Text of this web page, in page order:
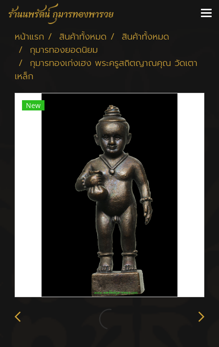
หน้าแรก สินค้าทั้งหมด
สินค้าทั้งหมด
กุมารทองยอดนิยม
กุมารทองเก่งเฮง พระครูสถิตญาณคุณ วัดเตา
เหล็ก
New